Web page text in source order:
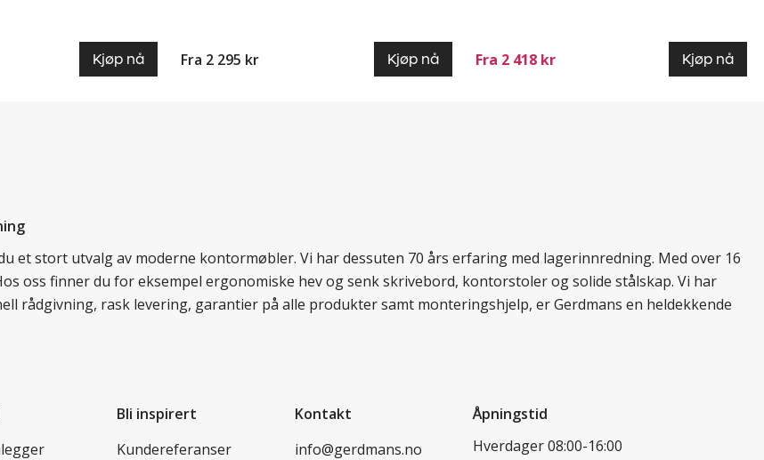
Kjøp nå Fra 2 295 kr Kjøp nå Fra 2 418 kr Kjøp nå
et stort utvalg av moderne kontormøbler. Vi har dessuten 70 års erfaring med lagerinnredning. Med over 16
oss finner du for eksempel ergonomiske hev og senk skrivebord, kontorstoler og solide stålskap. Vi har
rådgivning, rask levering, garantier på alle produkter samt monteringshjelp, er Gerdmans en heldekkende
Bli inspirert
Kundereferanser
Kontakt
info@gerdmans.no
Åpningstid
Hverdager 08:00-16:00